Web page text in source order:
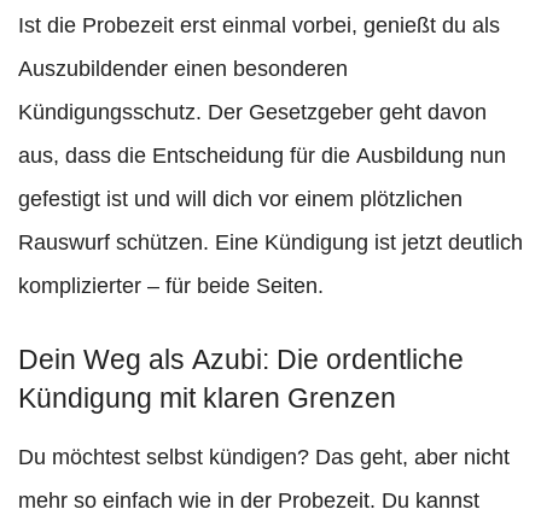
Ist die Probezeit erst einmal vorbei, genießt du als
Auszubildender einen besonderen
Kündigungsschutz. Der Gesetzgeber geht davon
aus, dass die Entscheidung für die Ausbildung nun
gefestigt ist und will dich vor einem plötzlichen
Rauswurf schützen. Eine Kündigung ist jetzt deutlich
komplizierter – für beide Seiten.
Dein Weg als Azubi: Die ordentliche
Kündigung mit klaren Grenzen
Du möchtest selbst kündigen? Das geht, aber nicht
mehr so einfach wie in der Probezeit. Du kannst